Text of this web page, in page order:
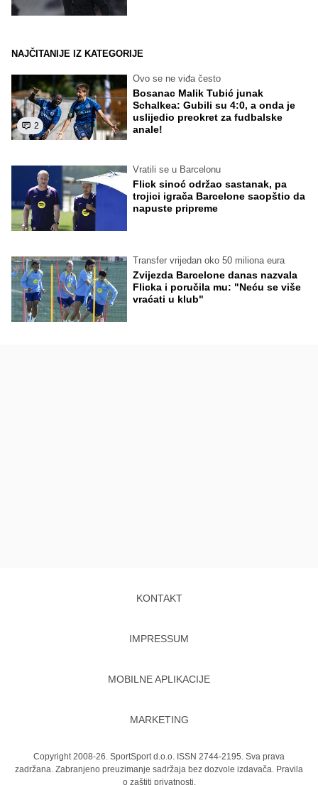
NAJČITANIJE IZ KATEGORIJE
2
Ovo se ne viđa često
Bosanac Malik Tubić junak
Schalkea: Gubili su 4:0, a onda je
uslijedio preokret za fudbalske
anale!
Vratili se u Barcelonu
Flick sinoć održao sastanak, pa
trojici igrača Barcelone saopštio da
napuste pripreme
Transfer vrijedan oko 50 miliona eura
Zvijezda Barcelone danas nazvala
Flicka i poručila mu: "Neću se više
vraćati u klub"
KONTAKT
IMPRESSUM
MOBILNE APLIKACIJE
MARKETING
Copyright 2008-26. SportSport d.o.o. ISSN 2744-2195. Sva prava
zadržana. Zabranjeno preuzimanje sadržaja bez dozvole izdavača. Pravila
o zaštiti privatnosti.